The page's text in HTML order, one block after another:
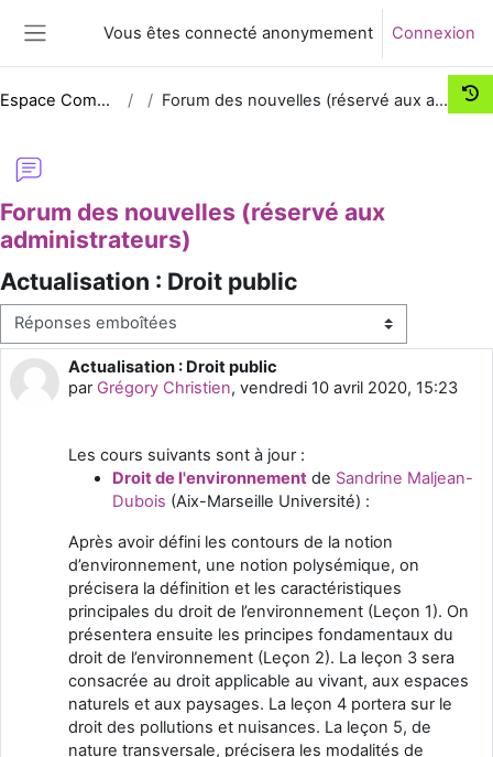
Vous êtes connecté anonymement Connexion
Espace Comm UNJF Forum des nouvelles (réservé aux administrateurs)
Forum des nouvelles (réservé aux
administrateurs)
Actualisation : Droit public
Type d’affichage
Actualisation : Droit public
par Grégory Christien, vendredi 10 avril 2020, 15:23
Nombre de réponses : 0
Les cours suivants sont à jour :
Droit de l'environnement de Sandrine Maljean-
Dubois (Aix-Marseille Université) :
Après avoir défini les contours de la notion
d’environnement, une notion polysémique, on
précisera la définition et les caractéristiques
principales du droit de l’environnement (Leçon 1). On
présentera ensuite les principes fondamentaux du
droit de l’environnement (Leçon 2). La leçon 3 sera
consacrée au droit applicable au vivant, aux espaces
naturels et aux paysages. La leçon 4 portera sur le
droit des pollutions et nuisances. La leçon 5, de
nature transversale, précisera les modalités de